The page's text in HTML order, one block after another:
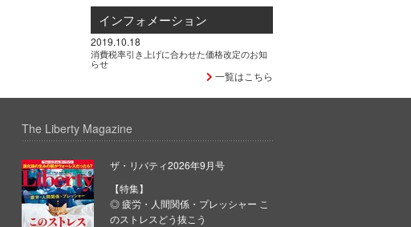
インフォメーション
2019.10.18
消費税率引き上げに合わせた価格改定のお知
らせ
一覧はこちら
The Liberty Magazine
ザ・リバティ2026年9月号
【特集】
◎ 疲労・人間関係・プレッシャー こ
のストレスどう抜こう